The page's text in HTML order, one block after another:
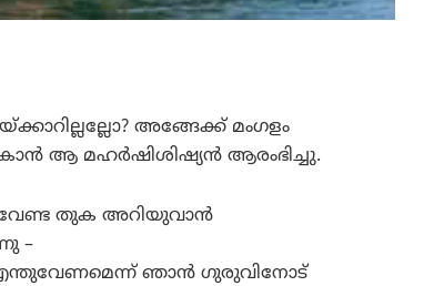
അങ്ങേക്ക് മംഗളം
ആ മഹര്‍ഷിശിഷ്യന്‍ ആരംഭിച്ചു.
തുക അറിയുവാന്‍
–
ഞാന്‍ ഗുരുവിനോട്